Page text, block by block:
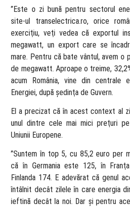
”Este o zi bună pentru sectorul
site-ul transelectrica.ro, orice
exerciţiu, veţi vedea că exportul
megawatt, un export care se
mare. Pentru că bate vântul, avem o
de megawatt. Aproape o treime,
acum România, vine din centrale
Energiei, după şedinţa de Guvern.
El a precizat că în acest context al
unul dintre cele mai mici preţuri
Uniunii Europene.
”Suntem în top 5, cu 85,2 euro per
că în Germania este 125, în
Finlanda 174. E adevărat că genul
întâlnit decât zilele în care energia
ieftină decât la noi. Dar şi pentru